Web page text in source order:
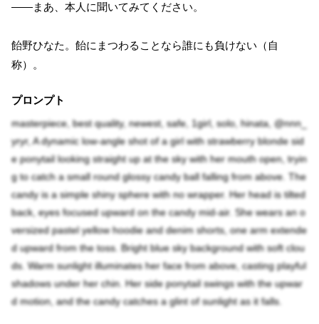
――まあ、本人に聞いてみてください。
飴野ひなた。飴にまつわることなら誰にも負けない（自
称）。
プロンプト
masterpiece, best quality, newest, safe, 1girl, solo, hinata, @nnn_
yryr, A dynamic low-angle shot of a girl with strawberry blonde sid
e ponytail looking straight up at the sky with her mouth open, tryin
g to catch a small round glossy candy ball falling from above. The
candy is a simple shiny sphere with no wrapper. Her head is tilted
back, eyes focused upward on the candy mid-air. She wears an o
versized pastel yellow hoodie and denim shorts, one arm extende
d upward from the toss. Bright blue sky background with soft clou
ds. Warm sunlight illuminates her face from above, casting playful
shadows under her chin. Her side ponytail swings with the upwar
d motion, and the candy catches a glint of sunlight as it falls.